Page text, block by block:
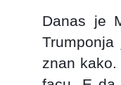
Danas je
znan